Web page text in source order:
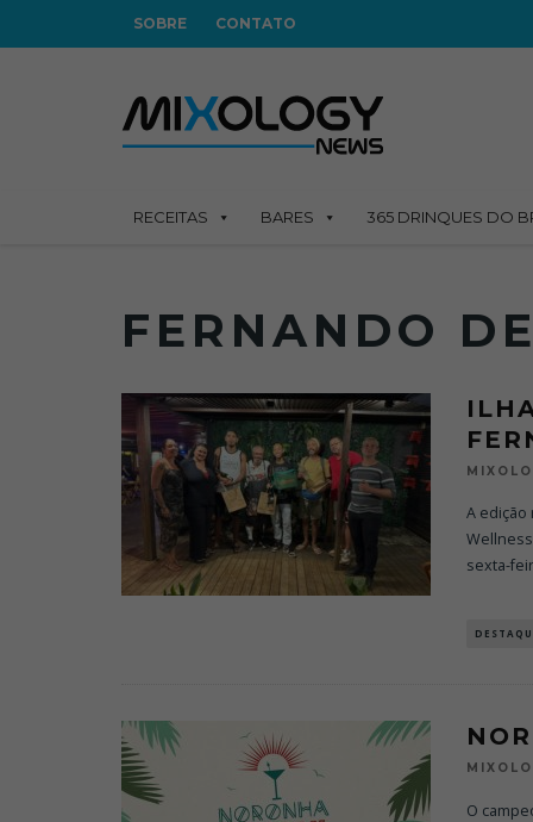
SOBRE CONTATO
RECEITAS BARES 365 DRINQUES DO
FERNANDO
A edição
sexta-
O